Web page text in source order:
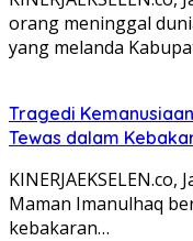
orang meninggal
yang melanda
Tragedi
Tewas dalam
Maman Imanulhaq
kebakaran…